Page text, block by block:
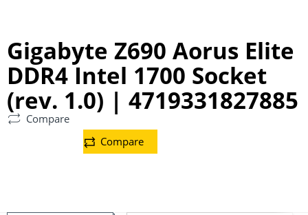
Gigabyte Z690 Aorus Elite
DDR4 Intel 1700 Socket
(rev. 1.0) | 4719331827885
Compare
Compare